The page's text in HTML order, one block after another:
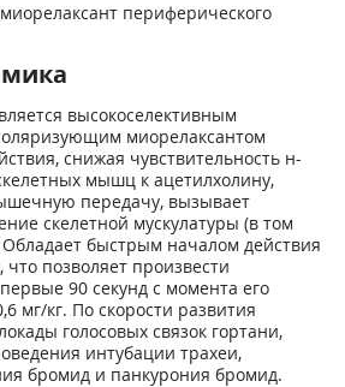
периферического
высокоселективным
миорелаксантом
снижая чувствительность н-
мышц к ацетилхолину,
передачу, вызывает
скелетной мускулатуры (в том
быстрым началом действия
позволяет произвести
90 секунд с момента его
мг/кг. По скорости развития
голосовых связок гортани,
интубации трахеи,
бромид и панкурония бромид.